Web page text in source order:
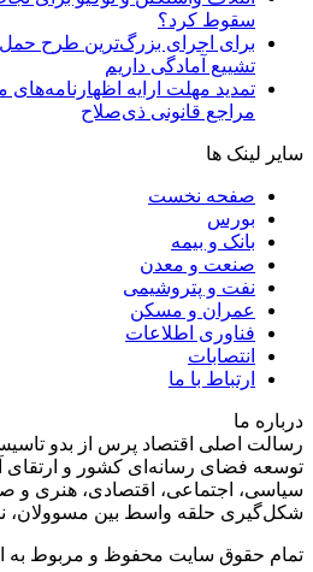
سقوط کرد؟
برای اجرای بزرگ‌ترین طرح
تشییع آمادگی داریم
تمدید مهلت ارایه اظهارنامه‌های
مراجع قانونی ذی‌‏صلاح
سایر لینک ها
صفحه نخست
بورس
بانک و بیمه
صنعت و معدن
نفت و پتروشیمی
عمران و مسکن
فناوری اطلاعات
انتصابات
ارتباط با ما
درباره ما
رسالت اصلی اقتصاد پرس از بدو
توسعه فضای رسانه‌ای کشور و ارتقای
سیاسی، اجتماعی، اقتصادی، هنری و
شکل‌گیری حلقه واسط بین مسوولان،
تمام حقوق سایت محفوظ و مربوط به